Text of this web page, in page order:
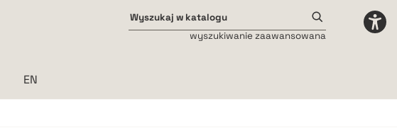
wyszukiwanie zaawansowana